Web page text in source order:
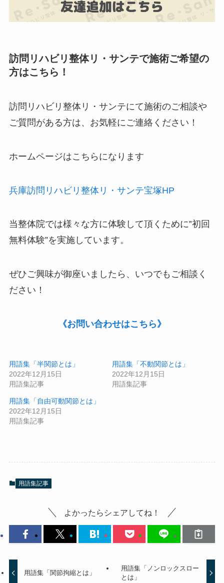
訪問リハビリ整体リ・サンテで施術ご希望の
方はこちら！
訪問リハビリ整体リ・サンテにて施術のご相談や
ご質問がある方は、お気軽にご連絡ください！
ホームページはこちらになります
兵庫訪問リハビリ整体リ・サンテ宝塚HP
当整体院では様々な方に体験して頂くために‟初回
無料体験”を実施しています。
ぜひご興味が御座いましたら、いつでもご相談く
ださい！
《お問い合わせはこちら》
用語集「半関節とは」
2022年12月15日
用語集記事
用語集「不動関節とは」
2022年12月15日
用語集記事
用語集「自由可動関節とは」
2022年12月15日
用語集記事
用語集記事
よかったらシェアしてね！
用語集「関節拘縮とは」
用語集「ノンロックスロー
とは」